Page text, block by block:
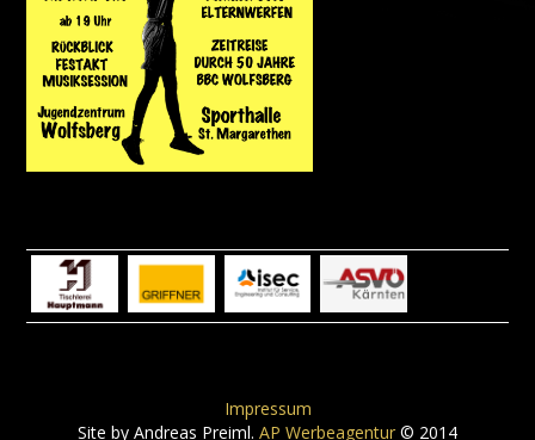
Impressum
Site by Andreas Preiml. AP Werbeagentur © 2014